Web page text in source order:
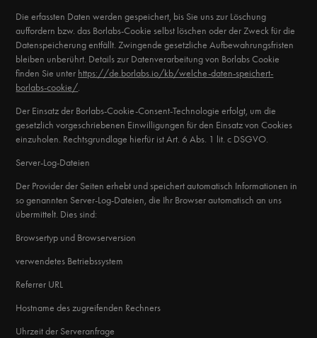
Die erfassten Daten werden gespeichert, bis Sie uns zur Löschung
auffordern bzw. das Borlabs-Cookie selbst löschen oder der Zweck für die
Datenspeicherung entfällt. Zwingende gesetzliche Aufbewahrungsfristen
bleiben unberührt. Details zur Datenverarbeitung von Borlabs Cookie
finden Sie unter https://de.borlabs.io/kb/welche-daten-speichert-
borlabs-cookie/.
Der Einsatz der Borlabs-Cookie-Consent-Technologie erfolgt, um die
gesetzlich vorgeschriebenen Einwilligungen für den Einsatz von Cookies
einzuholen. Rechtsgrundlage hierfür ist Art. 6 Abs. 1 lit. c DSGVO.
Server-Log-Dateien
Der Provider der Seiten erhebt und speichert automatisch Informationen in
so genannten Server-Log-Dateien, die Ihr Browser automatisch an uns
übermittelt. Dies sind:
Browsertyp und Browserversion
verwendetes Betriebssystem
Referrer URL
Hostname des zugreifenden Rechners
Uhrzeit der Serveranfrage